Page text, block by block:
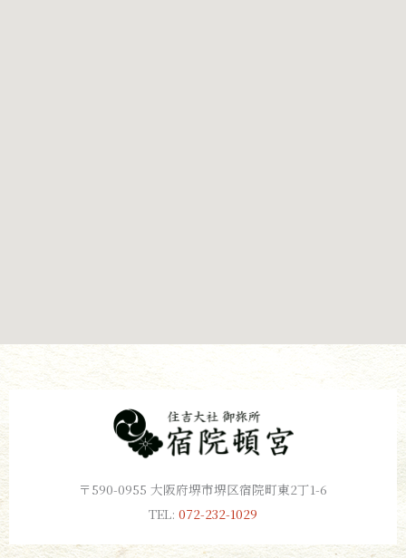
〒590-0955 大阪府堺市堺区宿院町東2丁1-6
TEL: 072-232-1029